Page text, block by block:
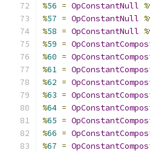
%56 = OpConstantNull %
%57 = OpConstantNull %
%58 = OpConstantNull %
%59 =
%60 =
%61 =
%62 =
%63 =
%64 =
%65 =
%66 =
%67 =